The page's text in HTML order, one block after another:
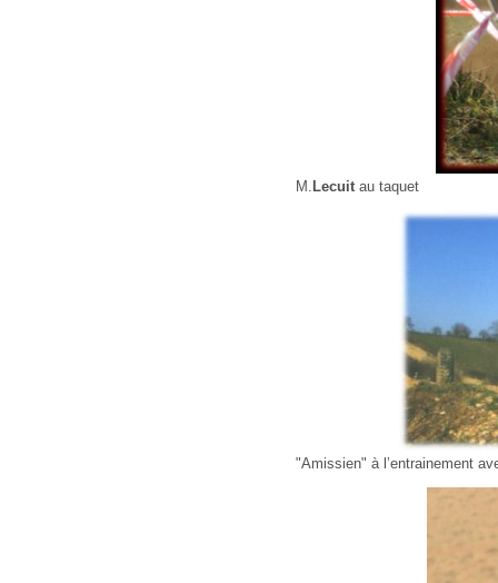
M. Lecuitau taquet
"Amissien" à l’entrainement